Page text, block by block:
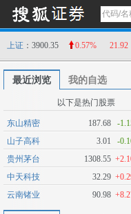
上证 ：3900.35 0.57% 21.92
最近浏览 我的自选
以下是热门股票
东山精密 187.68 -
山子高科
3.01 -
贵州茅台
1308.55
中天科技
32.29
云南锗业
90.98